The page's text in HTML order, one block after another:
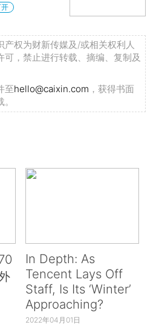
产权为财新传媒及/或相关权利人
可，禁止进行转载、摘编、复制及
至hello@caixin.com ，获得书面
In Depth: As
Tencent Lays Off
Staff, Is Its ‘Winter’
Approaching?
2022年04月01日